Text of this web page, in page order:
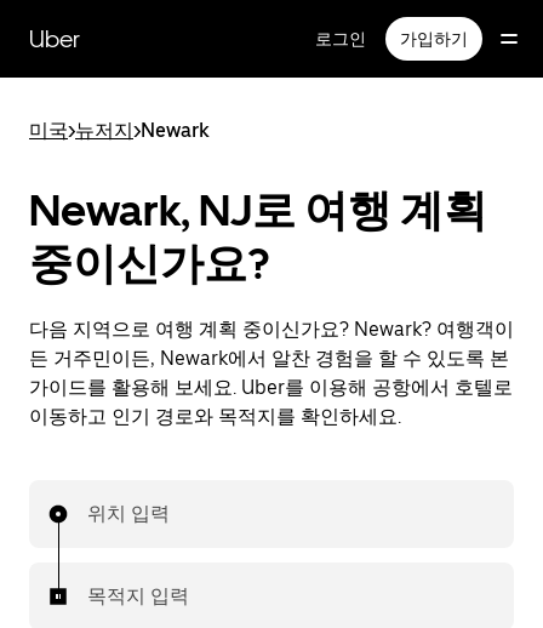
Uber 로그인 가입하기
미국>뉴저지>Newark
Newark, NJ로 여행 계획
중이신가요?
다음 지역으로 여행 계획 중이신가요? Newark? 여행객이
든 거주민이든, Newark에서 알찬 경험을 할 수 있도록 본
가이드를 활용해 보세요. Uber를 이용해 공항에서 호텔로
이동하고 인기 경로와 목적지를 확인하세요.
위치 입력
목적지 입력